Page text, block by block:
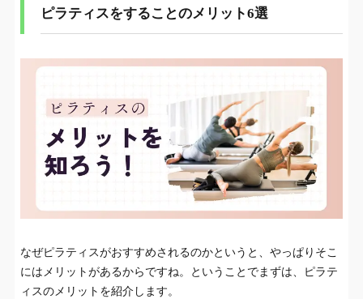
1-4.
4. 血流が良くなり、冷え性の改善が期待できる
1-5.5. 精神面のリフレッシュ効果がある
1-6.6. 運動が苦手な人でも取り組みやすい
ピラティススタジオを選ぶためのポイント4つ
2-1.①レッスンスタジオに通いやすいかどうか
2-2.②継続しやすい料金かどうか
ピラティスをすることのメリット6選
なぜピラティスがおすすめされるのかというと、やっぱりそこ
にはメリットがあるからですね。ということでまずは、ピラテ
ィスのメリットを紹介します。